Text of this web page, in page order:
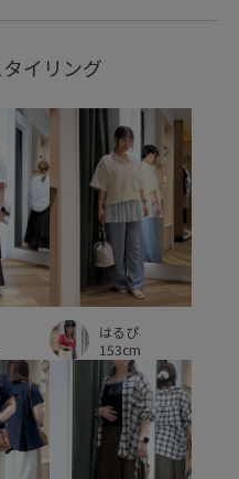
ケット フレアスカート
ベーシック
リボンデザイン
上品 伸縮性 冷んやり
ュアル 安定感 定番
接触冷感 明るいカラー
機能素材
滑らかな肌触り 知的
華やか
イリング
はるぴ
153cm